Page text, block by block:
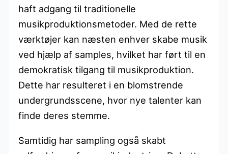
haft adgang til traditionelle
musikproduktionsmetoder. Med de rette
værktøjer kan næsten enhver skabe musik
ved hjælp af samples, hvilket har ført til en
demokratisk tilgang til musikproduktion.
Dette har resulteret i en blomstrende
undergrundsscene, hvor nye talenter kan
finde deres stemme.
Samtidig har sampling også skabt